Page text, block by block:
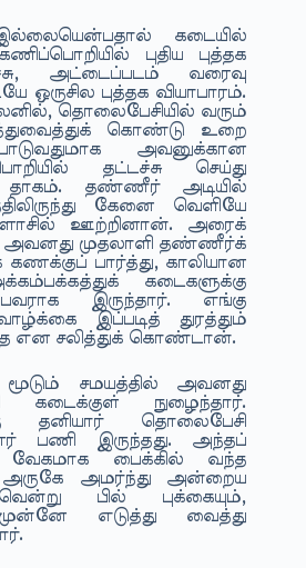
கடையில்
புதிய புத்தக
அட்டைப்படம் வரைவு
புத்தக வியாபாரம்.
தொலைபேசியில் வரும்
கொண்டு உறை
அவனுக்கான
தட்டச்சு செய்து
தாகம். தண்ணீர் அடியில்
கேனை வெளியே
ஊற்றினான். அரைக்
அவனது முதலாளி தண்ணீர்க்
கணக்குப் பார்த்து, காலியான
கடைகளுக்கு
இருந்தார். எங்கு
இப்படித் துரத்தும்
என சலித்துக் கொண்டான்.
சமயத்தில் அவனது
கடைக்குள் நுழைந்தார்.
தனியார் தொலைபேசி
பணி இருந்தது. அந்தப்
வேகமாக பைக்கில் வந்த
அமர்ந்து அன்றைய
பில் புக்கையும்,
முன்னே எடுத்து வைத்து